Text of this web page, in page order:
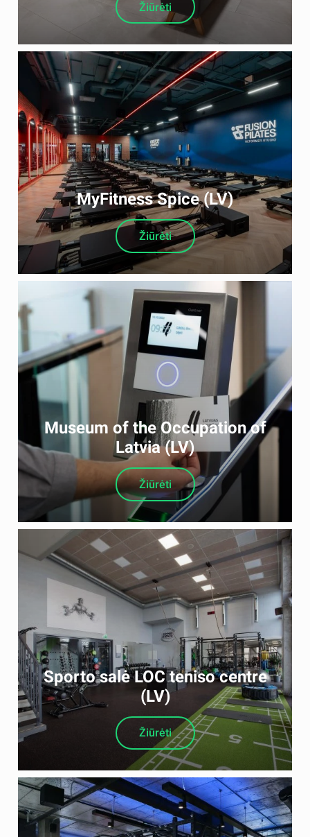
Žiūrėti
MyFitness Spice (LV)
Žiūrėti
Museum of the Occupation of
Latvia (LV)
Žiūrėti
Sporto salė LOC teniso centre
(LV)
Žiūrėti